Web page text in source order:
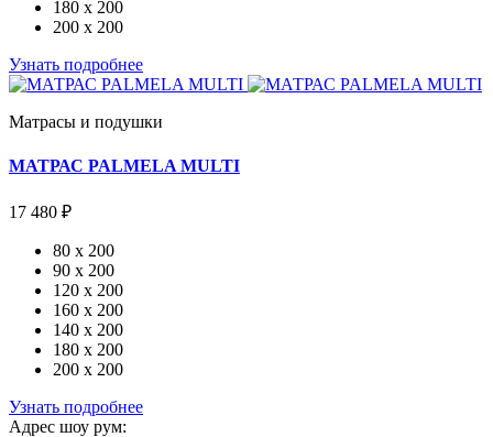
180 x 200
200 x 200
Узнать подробнее
Матрасы и подушки
МАТРАС PALMELA MULTI
17 480 ₽
80 x 200
90 x 200
120 x 200
160 x 200
140 x 200
180 x 200
200 x 200
Узнать подробнее
Адрес шоу рум: